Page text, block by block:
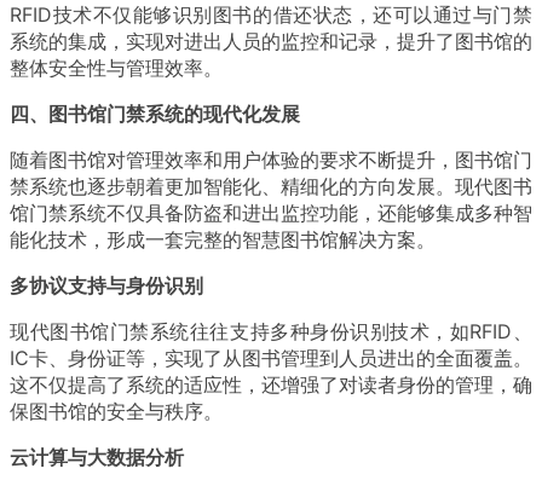
RFID技术不仅能够识别图书的借还状态，还可以通过与门禁
系统的集成，实现对进出人员的监控和记录，提升了图书馆的
整体安全性与管理效率。
四、图书馆门禁系统的现代化发展
随着图书馆对管理效率和用户体验的要求不断提升，图书馆门
禁系统也逐步朝着更加智能化、精细化的方向发展。现代图书
馆门禁系统不仅具备防盗和进出监控功能，还能够集成多种智
能化技术，形成一套完整的智慧图书馆解决方案。
多协议支持与身份识别
现代图书馆门禁系统往往支持多种身份识别技术，如RFID、
IC卡、身份证等，实现了从图书管理到人员进出的全面覆盖。
这不仅提高了系统的适应性，还增强了对读者身份的管理，确
保图书馆的安全与秩序。
云计算与大数据分析